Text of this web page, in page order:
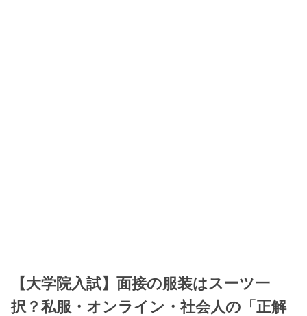
【大学院入試】面接の服装はスーツ一
択？私服・オンライン・社会人の「正解